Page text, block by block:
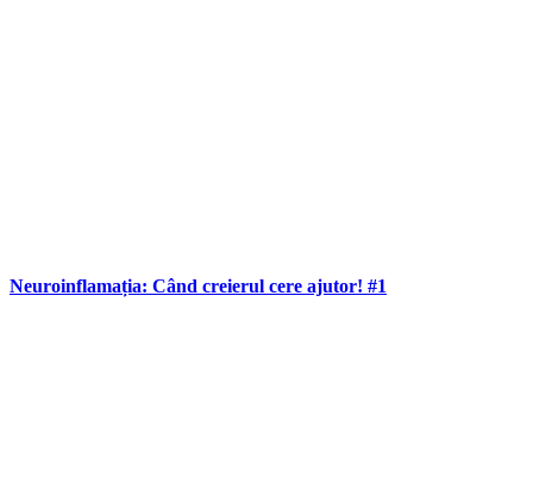
Neuroinflamația: Când creierul cere ajutor! #1